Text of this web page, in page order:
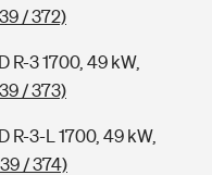
/ 372)
R-3 1700, 49 kW,
/ 373)
R-3-L 1700, 49 kW,
/ 374)